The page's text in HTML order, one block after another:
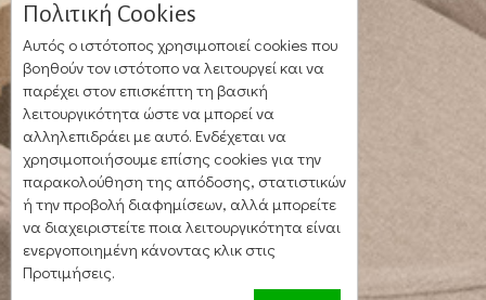
Πολιτική Cookies
Αυτός ο ιστότοπος χρησιμοποιεί cookies που
βοηθούν τον ιστότοπο να λειτουργεί και να
παρέχει στον επισκέπτη τη βασική
λειτουργικότητα ώστε να μπορεί να
αλληλεπιδράει με αυτό. Ενδέχεται να
χρησιμοποιήσουμε επίσης cookies για την
παρακολούθηση της απόδοσης, στατιστικών
ή την προβολή διαφημίσεων, αλλά μπορείτε
να διαχειριστείτε ποια λειτουργικότητα είναι
ενεργοποιημένη κάνοντας κλικ στις
Προτιμήσεις.